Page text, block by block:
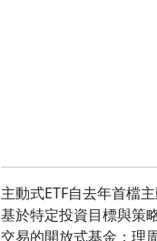
主動式ETF自去年首檔
基於特定投資目標與策
交易的開放式基金；理